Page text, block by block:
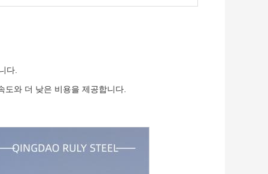
다.
도와 더 낮은 비용을 제공합니다.